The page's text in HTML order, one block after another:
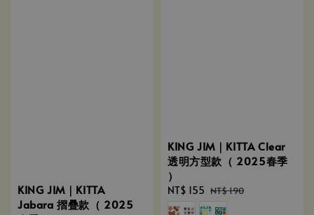
KING JIM｜KITTA
Jabara 摺疊款（ 2025
KING JIM｜KITTA Clear
透明方型款（ 2025春季
）
Sale
price
NT$ 155 Regular
price
NT$ 190